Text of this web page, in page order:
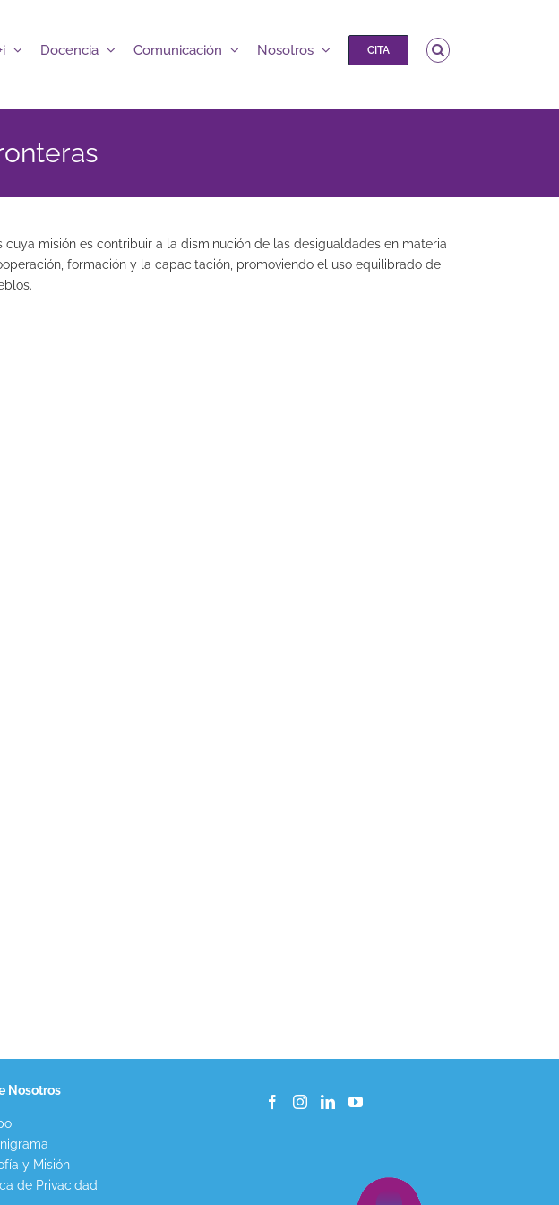
Docencia Comunicación Nosotros CITA
cuya misión es contribuir a la disminución de las desigualdades en materia
formación y la capacitación, promoviendo el uso equilibrado de
Nosotros
y Misión
de Privacidad